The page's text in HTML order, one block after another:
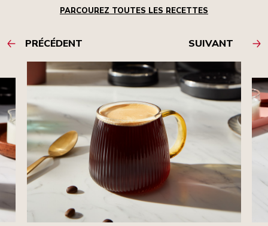
PARCOUREZ TOUTES LES RECETTES
PRÉCÉDENT SUIVANT